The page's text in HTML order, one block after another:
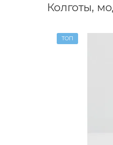
Колготы,
ТОП